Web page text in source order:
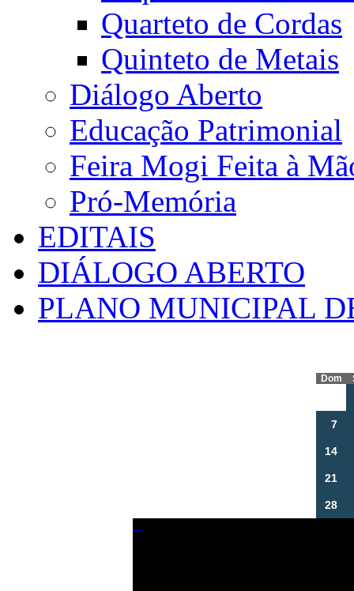
Quarteto de Cordas
Quinteto de Metais
Diálogo Aberto
Educação Patrimonial
Feira Mogi Feita à
Pró-Memória
EDITAIS
DIÁLOGO ABERTO
PLANO MUNICIPAL
Dom
7
14
21
28